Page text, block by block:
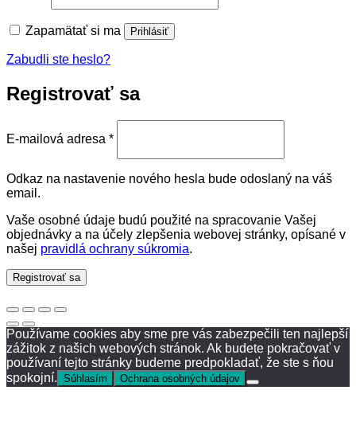
Zapamätať si ma Prihlásiť
Zabudli ste heslo?
Registrovať sa
E-mailová adresa *
Odkaz na nastavenie nového hesla bude odoslaný na váš
email.
Vaše osobné údaje budú použité na spracovanie Vašej
objednávky a na účely zlepšenia webovej stránky, opísané v
našej pravidlá ochrany súkromia.
Registrovať sa
Používame cookies aby sme pre vás zabezpečili ten najlepší
zážitok z našich webových stránok. Ak budete pokračovať v
používaní tejto stránky budeme predpokladať, že ste s ňou
spokojní. Súhlasím Ochrana osobných údajov